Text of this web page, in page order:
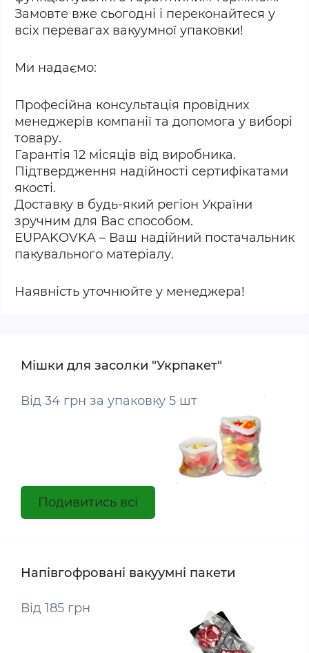
Замовте вже сьогодні і переконайтеся у
всіх перевагах вакуумної упаковки!
Ми надаємо:
Професійна консультація провідних
менеджерів компанії та допомога у виборі
товару.
Гарантія 12 місяців від виробника.
Підтвердження надійності сертифікатами
якості.
Доставку в будь-який регіон України
зручним для Вас способом.
EUPAKOVKA – Ваш надійний постачальник
пакувального матеріалу.
Наявність уточнюйте у менеджера!
Мішки для засолки "Укрпакет"
Від 34 грн за упаковку 5 шт
Подивитись всі
Напівгофровані вакуумні пакети
Від 185 грн